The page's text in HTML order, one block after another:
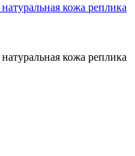
кожа реплика
кожа реплика